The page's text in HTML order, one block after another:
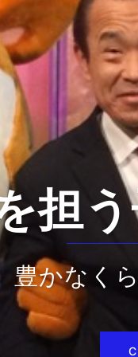
担
豊かなく